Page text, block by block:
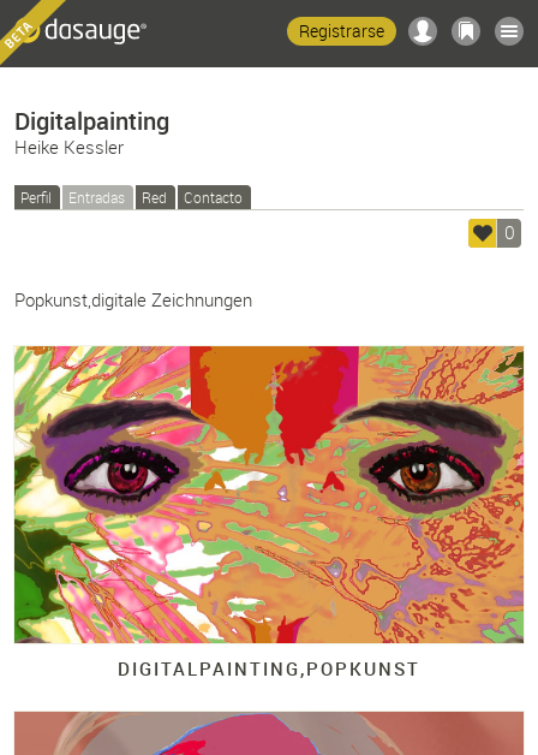
Registrarse
Digitalpainting
Heike Kessler
Perfil Entradas Red Contacto
0
Popkunst,digitale Zeichnungen
DIGITALPAINTING,POPKUNST